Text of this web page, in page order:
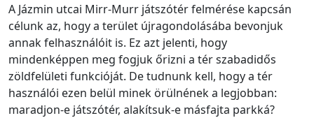
A Jázmin utcai Mirr-Murr játszótér felmérése kapcsán
célunk az, hogy a terület újragondolásába bevonjuk
annak felhasználóit is. Ez azt jelenti, hogy
mindenképpen meg fogjuk őrizni a tér szabadidős
zöldfelületi funkcióját. De tudnunk kell, hogy a tér
használói ezen belül minek örülnének a legjobban:
maradjon-e játszótér, alakítsuk-e másfajta parkká?